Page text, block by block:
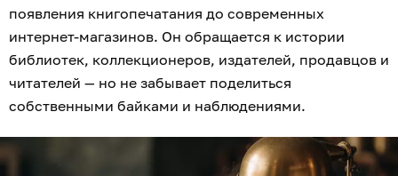
появления книгопечатания до современных
интернет-магазинов. Он обращается к истории
библиотек, коллекционеров, издателей, продавцов и
читателей — но не забывает поделиться
собственными байками и наблюдениями.